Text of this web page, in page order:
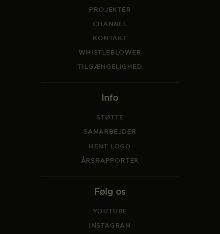
PROJEKTER
CHANNEL
KONTAKT
WHISTLEBLOWER
TILGÆNGELIGHED
Info
STØTTE
SAMARBEJDER
HENT LOGO
ÅRSRAPPORTER
Følg os
YOUTUBE
INSTAGRAM